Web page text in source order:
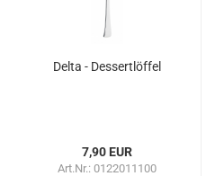
Delta - Dessertlöffel
7,90 EUR
Art.Nr.: 0122011100